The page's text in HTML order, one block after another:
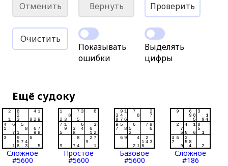
Отменить Вернуть Проверить
Очистить
Показывать
ошибки
Выделять
цифры
Ещё судоку
Сложное
#5600
Простое
#5600
Базовое
#5600
Сложное
#186